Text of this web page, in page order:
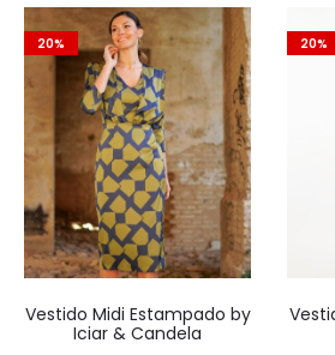
20%
Vestido Midi Estampado by
Iciar & Candela
20%